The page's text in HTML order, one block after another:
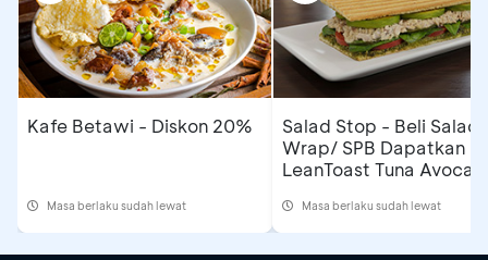
Kafe Betawi - Diskon 20%
Masa berlaku sudah lewat
Salad Stop - Beli Salad/
Wrap/ SPB Dapatkan
LeanToast Tuna
Masa berlaku sudah lewat